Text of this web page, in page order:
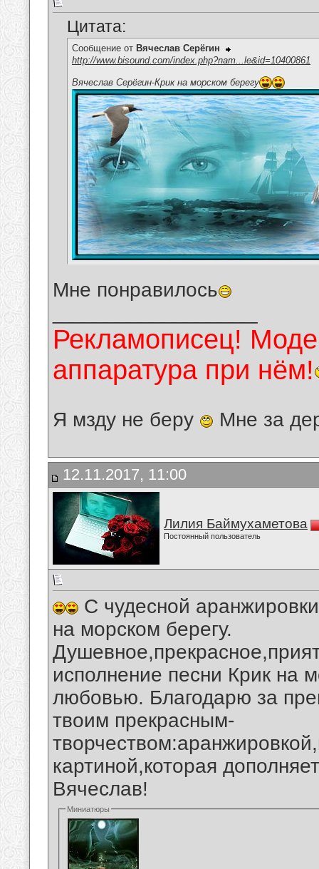
Цитата:
Сообщение от Вячеслав Серёгин
http://www.bisound.com/index.php?nam...le&id=10400861
Вячеслав Серёгин-Крик на морском берегу
Мне понравилось
Рекламописец!
аппаратура при нём!
Я мзду не беру Мне за
12.11.2017, 11:00
Лилия Баймухаметова
Постоянный пользователь
С чудесной
на морском берегу.
исполнение песни Крик на
любовью. Благодарю за
твоим прекрасным-
картиной,которая
Вячеслав!
Миниатюры